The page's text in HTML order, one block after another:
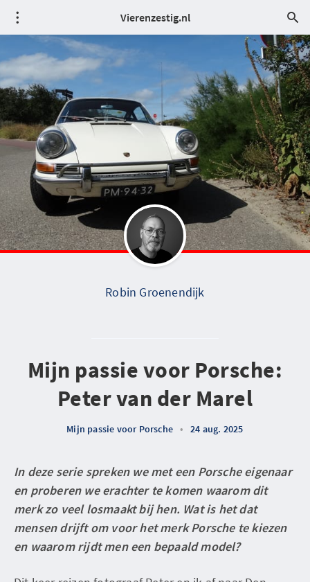
Vierenzestig.nl
Robin Groenendijk
Mijn passie voor Porsche:
Peter van der Marel
Mijn passie voor Porsche • 24 aug. 2025
In deze serie spreken we met een Porsche eigenaar
en proberen we erachter te komen waarom dit
merk zo veel losmaakt bij hen. Wat is het dat
mensen drijft om voor het merk Porsche te kiezen
en waarom rijdt men een bepaald model?